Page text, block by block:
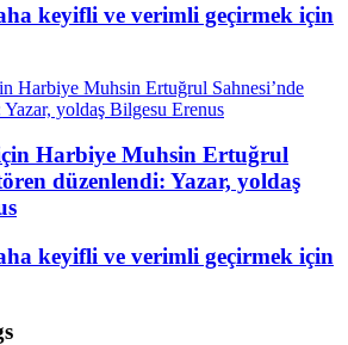
keyifli ve verimli geçirmek için
için Harbiye Muhsin Ertuğrul
düzenlendi: Yazar, yoldaş
keyifli ve verimli geçirmek için